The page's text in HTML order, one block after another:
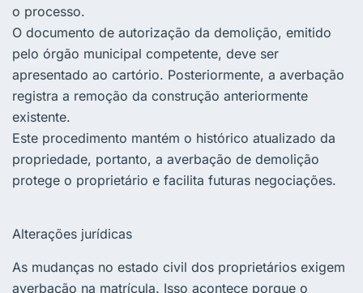
o processo.
O documento de autorização da demolição, emitido
pelo órgão municipal competente, deve ser
apresentado ao cartório. Posteriormente, a averbação
registra a remoção da construção anteriormente
existente.
Este procedimento mantém o histórico atualizado da
propriedade, portanto, a averbação de demolição
protege o proprietário e facilita futuras negociações.
Alterações jurídicas
As mudanças no estado civil dos proprietários exigem
averbação na matrícula. Isso acontece porque o